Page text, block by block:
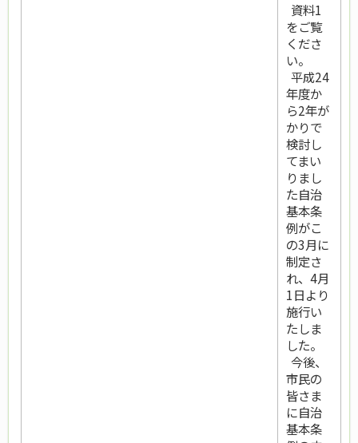
資料1
をご覧
くださ
い。
平成24
年度か
ら2年が
かりで
検討し
てまい
りまし
た自治
基本条
例がこ
の3月に
制定さ
れ、4月
1日より
施行い
たしま
した。
今後、
市民の
皆さま
に自治
基本条